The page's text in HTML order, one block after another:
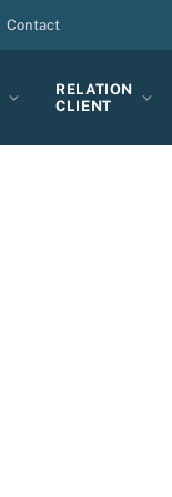
Contact
RELATION
CLIENT